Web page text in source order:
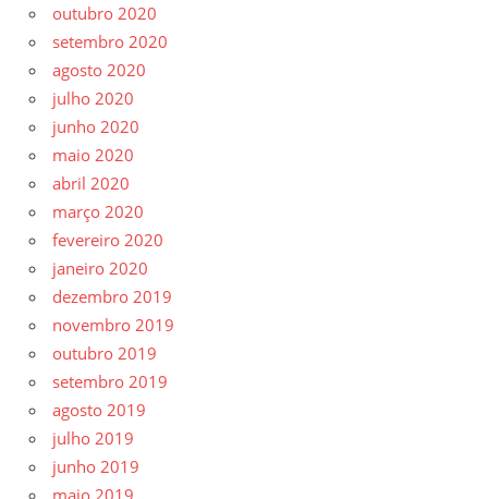
outubro 2020
setembro 2020
agosto 2020
julho 2020
junho 2020
maio 2020
abril 2020
março 2020
fevereiro 2020
janeiro 2020
dezembro 2019
novembro 2019
outubro 2019
setembro 2019
agosto 2019
julho 2019
junho 2019
maio 2019